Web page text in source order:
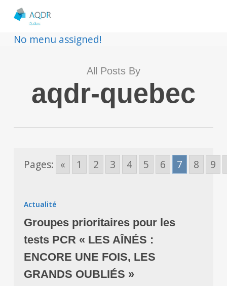
No menu assigned!
All Posts By
aqdr-quebec
Pages: « 1 2 3 4 5 6 7 8 9
prioritaires
les
tests
PCR
«
LES
Actualité
Groupes prioritaires pour les
tests PCR « LES AÎNÉS :
ENCORE UNE FOIS, LES
GRANDS OUBLIÉS »